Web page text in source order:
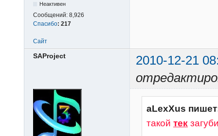
Неактивен
Сообщений: 8,926
Спасибо: 217
Сайт
SAProject
2010-12-21
aLexXus
такой тек